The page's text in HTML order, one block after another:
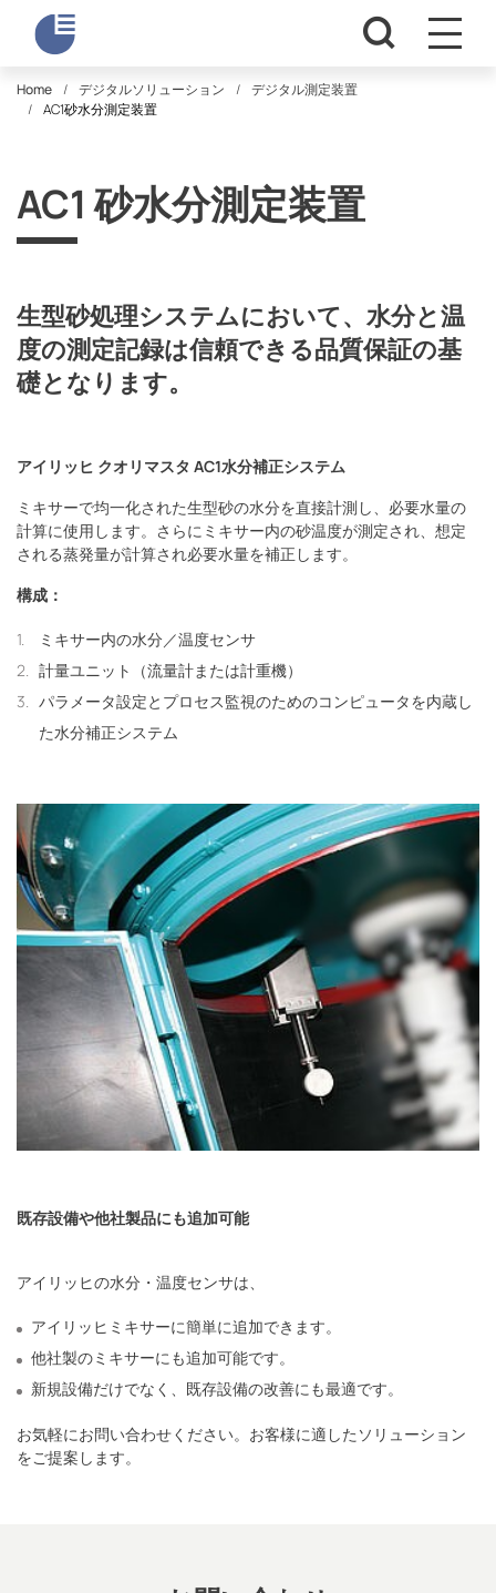
Home デジタルソリューション
デジタル測定装置
AC1砂水分測定装置
AC1 砂水分測定装置
生型砂処理システムにおいて、水分と温
度の測定記録は信頼できる品質保証の基
礎となります。
アイリッヒ クオリマスタ AC1水分補正システム
ミキサーで均一化された生型砂の水分を直接計測し、必要水量の
計算に使用します。さらにミキサー内の砂温度が測定され、想定
される蒸発量が計算され必要水量を補正します。
構成：
ミキサー内の水分／温度センサ
計量ユニット（流量計または計重機）
パラメータ設定とプロセス監視のためのコンピュータを内蔵し
た水分補正システム
既存設備や他社製品にも追加可能
アイリッヒの水分・温度センサは、
アイリッヒミキサーに簡単に追加できます。
他社製のミキサーにも追加可能です。
新規設備だけでなく、既存設備の改善にも最適です。
お気軽にお問い合わせください。お客様に適したソリューション
をご提案します。